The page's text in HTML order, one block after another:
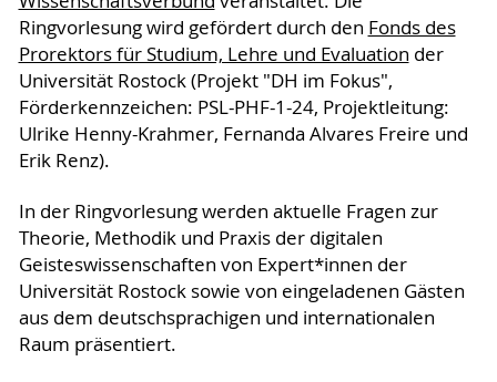
Ringvorlesung wird gefördert durch den Fonds des
Prorektors für Studium, Lehre und Evaluation der
Universität Rostock (Projekt "DH im Fokus",
Förderkennzeichen: PSL-PHF-1-24, Projektleitung:
Ulrike Henny-Krahmer, Fernanda Alvares Freire und
Erik Renz).
In der Ringvorlesung werden aktuelle Fragen zur
Theorie, Methodik und Praxis der digitalen
Geisteswissenschaften von Expert*innen der
Universität Rostock sowie von eingeladenen Gästen
aus dem deutschsprachigen und internationalen
Raum präsentiert.